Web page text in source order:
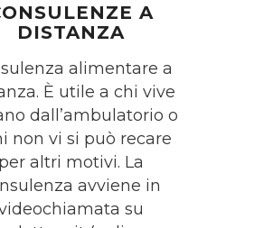
A
DISTANZA
alimentare a
È utile a chi vive
dall’ambulatorio o
non vi si può recare
per altri motivi. La
avviene in
su